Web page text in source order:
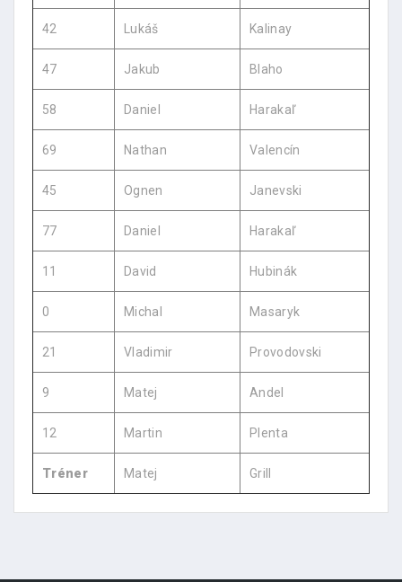
42 Lukáš Kalinay
47 Jakub Blaho
58 Daniel Harakaľ
69 Nathan Valencín
45 Ognen Janevski
77 Daniel Harakaľ
11 David Hubinák
0 Michal Masaryk
21 Vladimir Provodovski
9 Matej Andel
12 Martin Plenta
Tréner Matej Grill